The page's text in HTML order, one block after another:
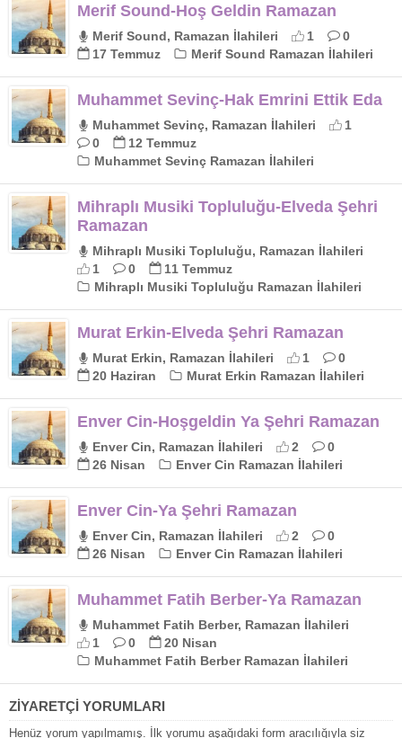
Merif Sound-Hoş Geldin Ramazan
Merif Sound, Ramazan İlahileri 1
0
17 Temmuz
Merif Sound Ramazan İlahileri
Muhammet Sevinç-Hak Emrini Ettik Eda
Muhammet Sevinç, Ramazan İlahileri
1
0
12 Temmuz
Muhammet Sevinç Ramazan İlahileri
Mihraplı Musiki Topluluğu-Elveda Şehri
Ramazan
Mihraplı Musiki Topluluğu, Ramazan İlahileri
1
0
11 Temmuz
Mihraplı Musiki Topluluğu Ramazan İlahileri
Murat Erkin-Elveda Şehri Ramazan
Murat Erkin, Ramazan İlahileri 1
0
20 Haziran
Murat Erkin Ramazan İlahileri
Enver Cin-Hoşgeldin Ya Şehri Ramazan
Enver Cin, Ramazan İlahileri 2
0
26 Nisan
Enver Cin Ramazan İlahileri
Enver Cin-Ya Şehri Ramazan
Enver Cin, Ramazan İlahileri 2
0
26 Nisan
Enver Cin Ramazan İlahileri
Muhammet Fatih Berber-Ya Ramazan
Muhammet Fatih Berber, Ramazan İlahileri
1
0
20 Nisan
Muhammet Fatih Berber Ramazan İlahileri
ZİYARETÇİ YORUMLARI
Henüz yorum yapılmamış. İlk yorumu aşağıdaki form aracılığıyla siz